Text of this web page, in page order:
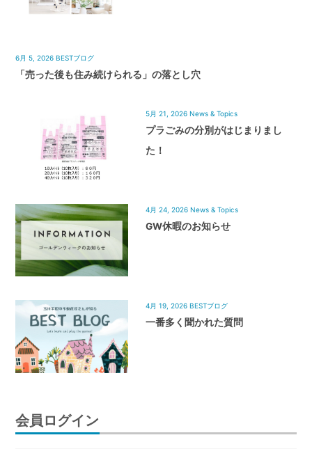
6月 5, 2026 BESTブログ
「売った後も住み続けられる」の落とし穴
5月 21, 2026 News & Topics
プラごみの分別がはじまりまし
た！
4月 24, 2026 News & Topics
GW休暇のお知らせ
4月 19, 2026 BESTブログ
一番多く聞かれた質問
会員ログイン